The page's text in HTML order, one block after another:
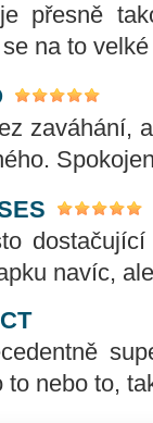
přesně
na to
zaváhání,
navíc,
to nebo to,